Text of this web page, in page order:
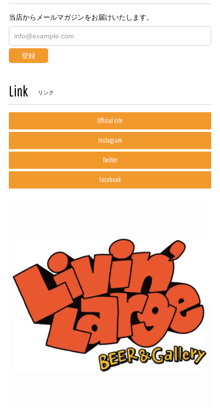
当店からメールマガジンをお届けいたします。
登録
Link リンク
Official site
Instagram
Twitter
Facebook